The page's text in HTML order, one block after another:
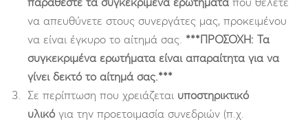
παραθέστε τα συγκεκριμένα ερωτήματα που θέλετε
να απευθύνετε στους συνεργάτες μας, προκειμένου
να είναι έγκυρο το αίτημά σας. ***ΠΡΟΣΟΧΗ: Τα
συγκεκριμένα ερωτήματα είναι απαραίτητα για να
γίνει δεκτό το αίτημά σας.***
Σε περίπτωση που χρειάζεται υποστηρικτικό
υλικό για την προετοιμασία συνεδριών (π.χ.